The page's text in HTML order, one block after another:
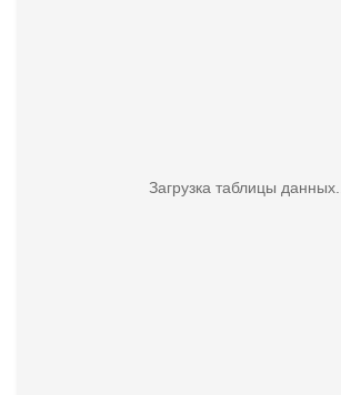
Загрузка таблицы данных...